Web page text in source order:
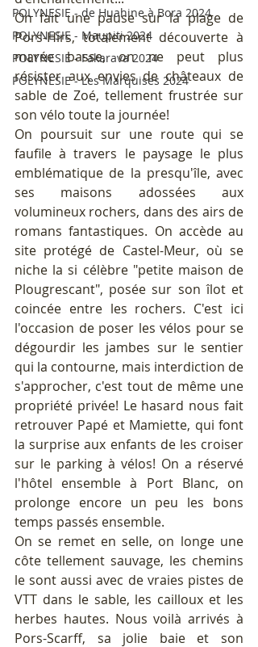
POLYNESIE - de Huahine à Bora 2024
POLYNESIE - Maupiti 2024
POLYNESIE - Fakarava 2024
POLYNESIE - Les Marquises 2024
On fait une pause sur la plage de
Pors-Hirs, totalement découverte à
marée basse, on ne peut plus
résister aux envies de châteaux de
sable de Zoé, tellement frustrée sur
son vélo toute la journée!
On poursuit sur une route qui se
faufile à travers le paysage le plus
emblématique de la presqu'île, avec
ses maisons adossées aux
volumineux rochers, dans des airs de
romans fantastiques. On accède au
site protégé de Castel-Meur, où se
niche la si célèbre "petite maison de
Plougrescant", posée sur son îlot et
coincée entre les rochers. C'est ici
l'occasion de poser les vélos pour se
dégourdir les jambes sur le sentier
qui la contourne, mais interdiction de
s'approcher, c'est tout de même une
propriété privée! Le hasard nous fait
retrouver Papé et Mamiette, qui font
la surprise aux enfants de les croiser
sur le parking à vélos! On a réservé
l'hôtel ensemble à Port Blanc, on
prolonge encore un peu les bons
temps passés ensemble.
On se remet en selle, on longe une
côte tellement sauvage, les chemins
le sont aussi avec de vraies pistes de
VTT dans le sable, les cailloux et les
herbes hautes. Nous voilà arrivés à
Pors-Scarff, sa jolie baie et son